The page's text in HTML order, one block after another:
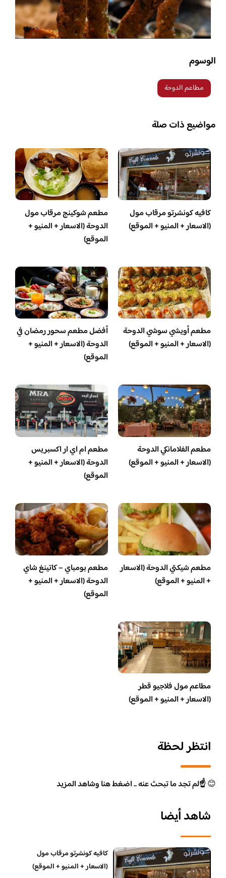
الوسوم
مطاعم الدوحة
مواضيع ذات صلة
كافيه كونشرتو مرقاب مول
(الاسعار + المنيو + الموقع)
مطعم شوكينج مرقاب مول
الدوحة (الاسعار + المنيو +
الموقع)
مطعم أويشي سوشي الدوحة
(الاسعار + المنيو + الموقع)
أفضل مطعم سحور رمضان في
الدوحة (الاسعار + المنيو +
الموقع)
مطعم الفلامانكي الدوحة
(الاسعار + المنيو + الموقع)
مطعم ام اي ار اكسبريس
الدوحة (الاسعار + المنيو +
الموقع)
مطعم شيكتي الدوحة (الاسعار
+ المنيو + الموقع)
مطعم بومباي – كاتينغ شاي
الدوحة (الاسعار + المنيو +
الموقع)
مطاعم مول فلاجيو قطر
(الاسعار + المنيو + الموقع)
انتظر لحظة
😊☝️لم تجد ما تبحث عنه .. اضغط هنا وشاهد المزيد
شاهد أيضا
كافيه كونشرتو مرقاب مول
(الاسعار + المنيو + الموقع)